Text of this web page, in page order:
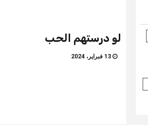
لو درستهم الحب
13 فبراير، 2024